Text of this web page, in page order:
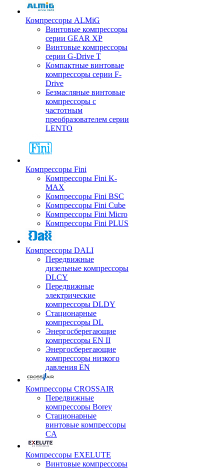
Компрессоры ALMiG
Винтовые компрессоры
серии GEAR XP
Винтовые компрессоры
серии G-Drive T
Компактные винтовые
компрессоры серии F-
Drive
Безмасляные винтовые
компрессоры с
частотным
преобразователем серии
LENTO
Компрессоры Fini
Компрессоры Fini K-
MAX
Компрессоры Fini BSC
Компрессоры Fini Cube
Компрессоры Fini Micro
Компрессоры Fini PLUS
Компрессоры DALI
Передвижные
дизельные компрессоры
DLCY
Передвижные
электрические
компрессоры DLDY
Стационарные
компрессоры DL
Энергосберегающие
компрессоры EN II
Энергосберегающие
компрессоры низкого
давления EN
Компрессоры CROSSAIR
Передвижные
компрессоры Borey
Стационарные
винтовые компрессоры
CA
Компрессоры EXELUTE
Винтовые компрессоры